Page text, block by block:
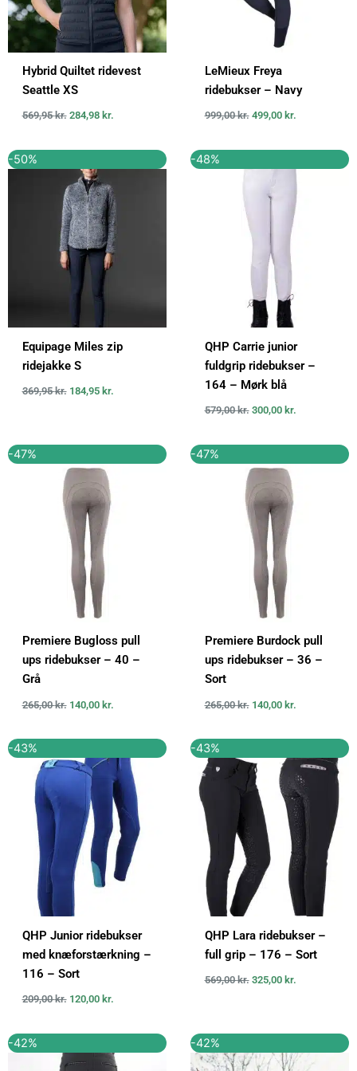
Hybrid Quiltet ridevest
Seattle XS
569,95kr. 284,98 kr.
LeMieux Freya
ridebukser – Navy
999,00kr. 499,00 kr.
-50%
Equipage Miles zip
ridejakke S
369,95kr.
oprindelige
pris
var:
369,95 kr..
184,95 kr.
aktuelle
er:
184,95 kr..
-48%
QHP Carrie junior
fuldgrip ridebukser –
164 – Mørk blå
579,00kr.
oprindelige
var:
579,00 kr..
300,00 kr.
aktuelle
pris
er:
300,00 kr..
-47%
Premiere Bugloss pull
ups ridebukser – 40 –
Grå
265,00kr.
oprindelige
var:
265,00 kr..
140,00 kr.
aktuelle
-47%
Premiere Burdock pull
ups ridebukser – 36 –
Sort
265,00kr.
oprindelige
var:
265,00 kr..
140,00 kr.
aktuelle
-43%
QHP Junior ridebukser
med knæforstærkning –
116 – Sort
209,00kr.
oprindelige
pris
209,00 kr..
120,00 kr.
aktuelle
pris
er:
120,00 kr..
-43%
QHP Lara ridebukser –
full grip – 176 – Sort
569,00kr.
oprindelige
pris
var:
569,00 kr..
325,00 kr.
aktuelle
pris
er:
325,00 kr..
-42%
oprindelige
pris
aktuelle
pris
-42%
oprindelige
pris
aktuelle
pris